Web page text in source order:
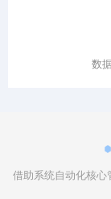
数
借助系统自动化核